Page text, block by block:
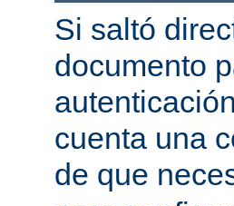
Si saltó
documento
cuenta una
de que